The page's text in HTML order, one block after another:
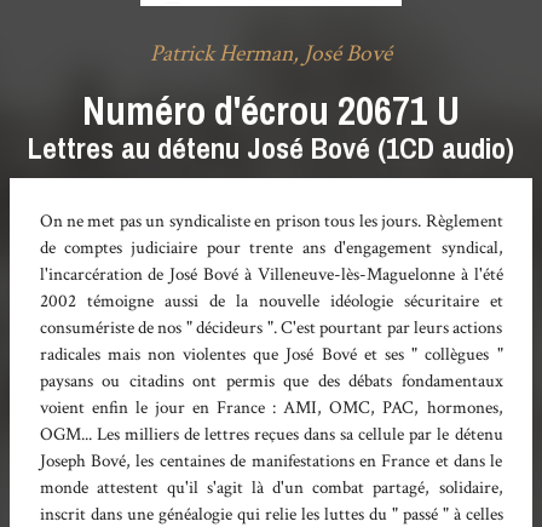
Patrick Herman, José Bové
Numéro d'écrou 20671 U
Lettres au détenu José Bové (1CD audio)
On ne met pas un syndicaliste en prison tous les jours. Règlement
de comptes judiciaire pour trente ans d'engagement syndical,
l'incarcération de José Bové à Villeneuve-lès-Maguelonne à l'été
2002 témoigne aussi de la nouvelle idéologie sécuritaire et
consumériste de nos " décideurs ". C'est pourtant par leurs actions
radicales mais non violentes que José Bové et ses " collègues "
paysans ou citadins ont permis que des débats fondamentaux
voient enfin le jour en France : AMI, OMC, PAC, hormones,
OGM... Les milliers de lettres reçues dans sa cellule par le détenu
Joseph Bové, les centaines de manifestations en France et dans le
monde attestent qu'il s'agit là d'un combat partagé, solidaire,
inscrit dans une généalogie qui relie les luttes du " passé " à celles